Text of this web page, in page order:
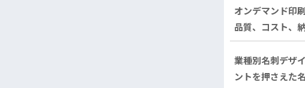
オンデマンド印
品質、コスト、
業種別名刺デザ
ントを押さえた